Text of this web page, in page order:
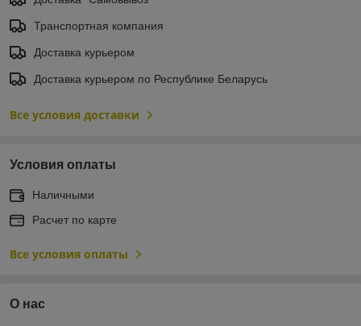
Транспортная компания
Доставка курьером
Доставка курьером по Республике Беларусь
Все условия доставки
Условия оплаты
Наличными
Расчет по карте
Все условия оплаты
О нас